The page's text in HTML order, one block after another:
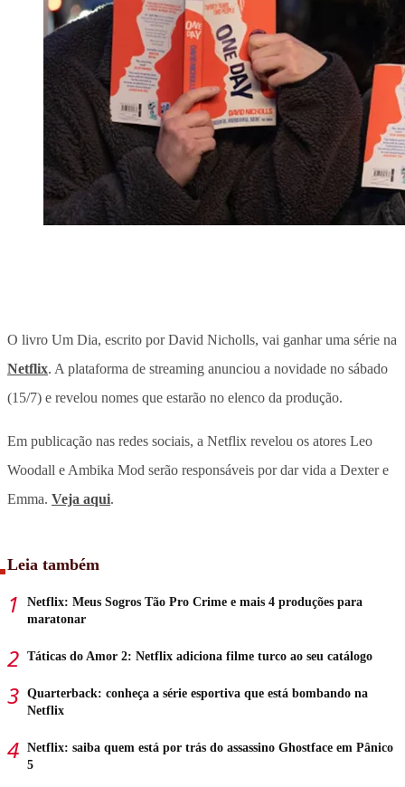
O livro Um Dia, escrito por David Nicholls, vai ganhar uma série na
Netflix. A plataforma de streaming anunciou a novidade no sábado
(15/7) e revelou nomes que estarão no elenco da produção.
Em publicação nas redes sociais, a Netflix revelou os atores Leo
Woodall e Ambika Mod serão responsáveis por dar vida a Dexter e
Emma. Veja aqui.
Leia também
Netflix: Meus Sogros Tão Pro Crime e mais 4 produções para
maratonar
Táticas do Amor 2: Netflix adiciona filme turco ao seu catálogo
Quarterback: conheça a série esportiva que está bombando na
Netflix
Netflix: saiba quem está por trás do assassino Ghostface em Pânico
5